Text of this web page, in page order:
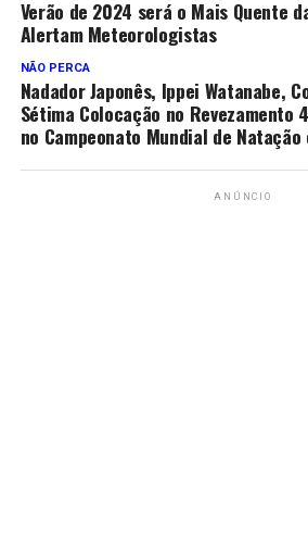
Verão de 2024 será o Mais Quente
Alertam Meteorologistas
NÃO PERCA
Nadador Japonês, Ippei Watanabe,
Sétima Colocação no Revezamento
no Campeonato Mundial de Natação
ANÚNCIO